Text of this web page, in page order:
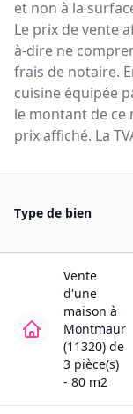
et non à la
Le prix de vente
à-dire ne
frais de notaire.
cuisine équipée
le montant de ce
prix affiché. La
Type de bien
Vente
d'une
maison à
Montmaur
(11320) de
3 pièce(s)
- 80 m2